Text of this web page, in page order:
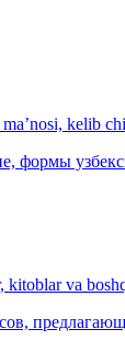
kelib
формы
va